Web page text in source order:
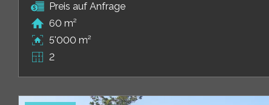
Preis auf Anfrage
60 m²
5'000 m²
2